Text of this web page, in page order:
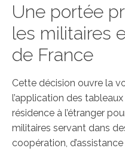
Une portée
les militaires
de France
Cette décision ouvre la
l’application des
résidence à l’étranger
militaires servant dans
coopération,